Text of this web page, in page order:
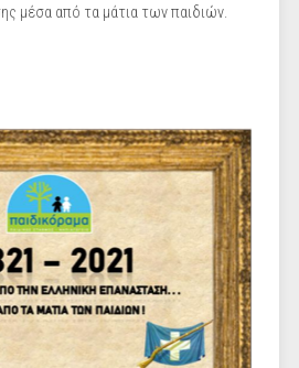
μέσα από τα μάτια των παιδιών.